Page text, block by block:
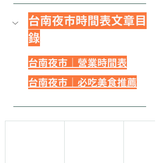
台南夜市時間表文章目
錄
台南夜市｜營業時間表
台南夜市｜必吃美食推薦